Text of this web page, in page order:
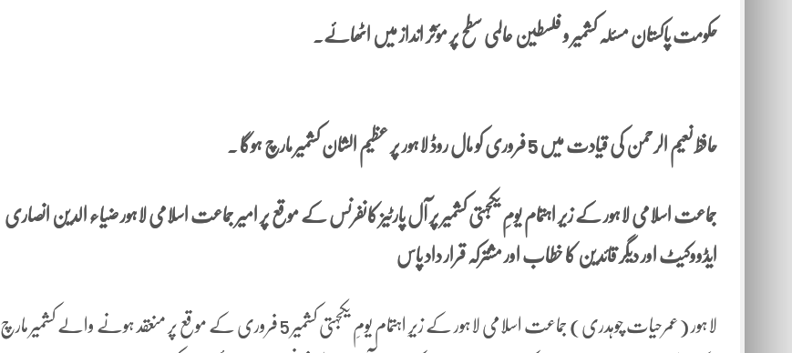
حکومت پاکستان مسئلہ کشمیر و فلسطین عالمی سطح پر مؤثر انداز میں اٹھائے۔
حافظ نعیم الرحمن کی قیادت میں 5 فروری کو مال روڈ لاہور پر عظیم الشان کشمیر مارچ ہوگا ۔
جماعت اسلامی لاہور کے زیر اہتمام یومِ یکجہتی کشمیر پر آل پارٹیز کانفرنس کے موقع پر امیر جماعت اسلامی لاہور ضیاء الدین انصاری
ایڈووکیٹ اور دیگر قائدین کا خطاب اور مشترکہ قرار داد پاس
لاہور (عمرحیات چوہدری) جماعت اسلامی لاہور کے زیرِ اہتمام یومِ یکجہتی کشمیر 5 فروری کے موقع پر منعقد ہونے والے کشمیر مارچ